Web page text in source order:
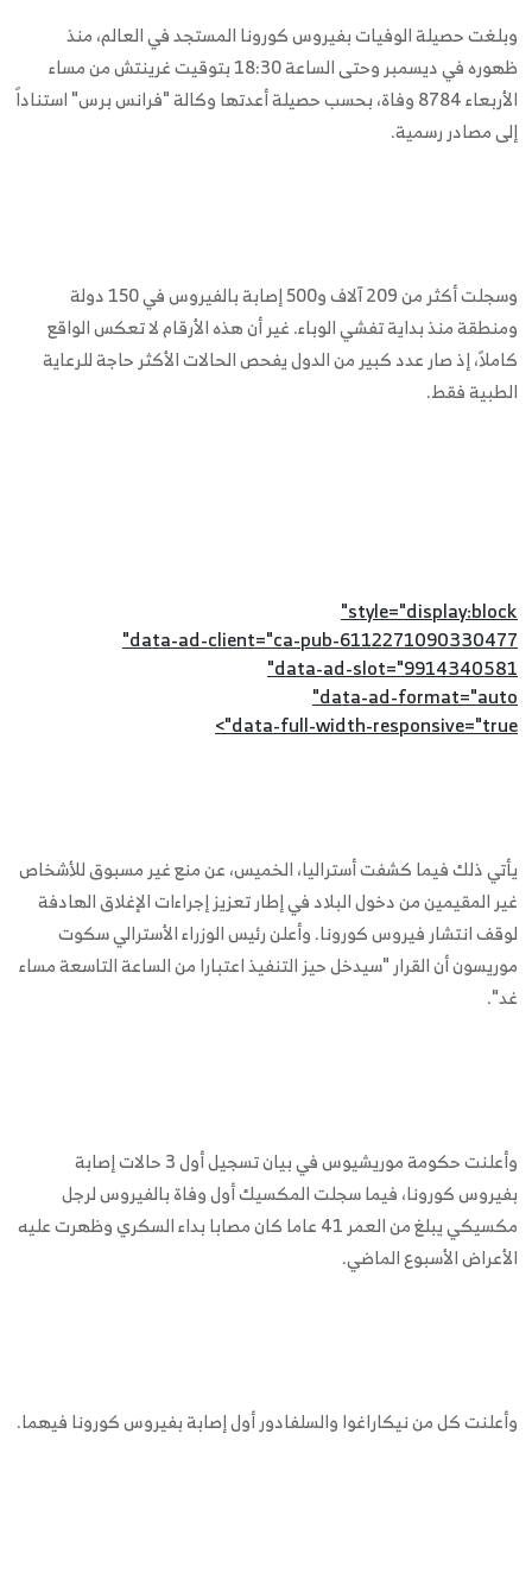
وبلغت حصيلة الوفيات بفيروس كورونا المستجد في العالم، منذ
ظهوره في ديسمبر وحتى الساعة 18:30 بتوقيت غرينتش من مساء
الأربعاء 8784 وفاة، بحسب حصيلة أعدتها وكالة "فرانس برس" استناداً
إلى مصادر رسمية.
وسجلت أكثر من 209 آلاف و500 إصابة بالفيروس في 150 دولة
ومنطقة منذ بداية تفشي الوباء. غير أن هذه الأرقام لا تعكس الواقع
كاملاً، إذ صار عدد كبير من الدول يفحص الحالات الأكثر حاجة للرعاية
الطبية فقط.
style="display:block"
data-ad-client="ca-pub-6112271090330477"
data-ad-slot="9914340581"
data-ad-format="auto"
data-full-width-responsive="true">
يأتي ذلك فيما كشفت أستراليا، الخميس، عن منع غير مسبوق للأشخاص
غير المقيمين من دخول البلاد في إطار تعزيز إجراءات الإغلاق الهادفة
لوقف انتشار فيروس كورونا. وأعلن رئيس الوزراء الأسترالي سكوت
موريسون أن القرار "سيدخل حيز التنفيذ اعتبارا من الساعة التاسعة مساء
غد".
وأعلنت حكومة موريشيوس في بيان تسجيل أول 3 حالات إصابة
بفيروس كورونا، فيما سجلت المكسيك أول وفاة بالفيروس لرجل
مكسيكي يبلغ من العمر 41 عاما كان مصابا بداء السكري وظهرت عليه
الأعراض الأسبوع الماضي.
وأعلنت كل من نيكاراغوا والسلفادور أول إصابة بفيروس كورونا فيهما.